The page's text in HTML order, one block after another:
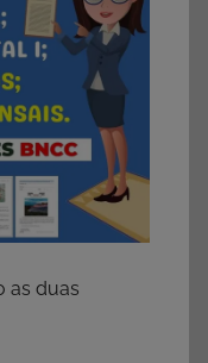
as duas